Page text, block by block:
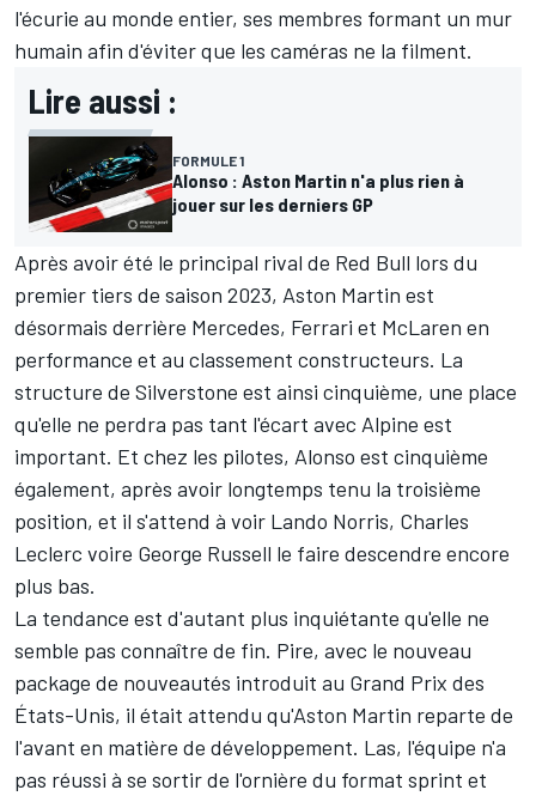
l'écurie au monde entier, ses membres formant un mur
humain afin d'éviter que les caméras ne la filment.
Lire aussi :
FORMULE 1
Alonso : Aston Martin n'a plus rien à
jouer sur les derniers GP
Après avoir été le principal rival de Red Bull lors du
premier tiers de saison 2023, Aston Martin est
désormais derrière Mercedes, Ferrari et McLaren en
performance et au classement constructeurs. La
structure de Silverstone est ainsi cinquième, une place
qu'elle ne perdra pas tant l'écart avec Alpine est
important. Et chez les pilotes, Alonso est cinquième
également, après avoir longtemps tenu la troisième
position, et il s'attend à voir Lando Norris, Charles
Leclerc voire George Russell le faire descendre encore
plus bas.
La tendance est d'autant plus inquiétante qu'elle ne
semble pas connaître de fin. Pire, avec le nouveau
package de nouveautés introduit au Grand Prix des
États-Unis, il était attendu qu'Aston Martin reparte de
l'avant en matière de développement. Las, l'équipe n'a
pas réussi à se sortir de l'ornière du format sprint et